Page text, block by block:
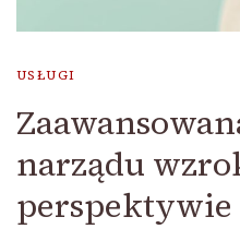
USŁUGI
narządu
perspektywie